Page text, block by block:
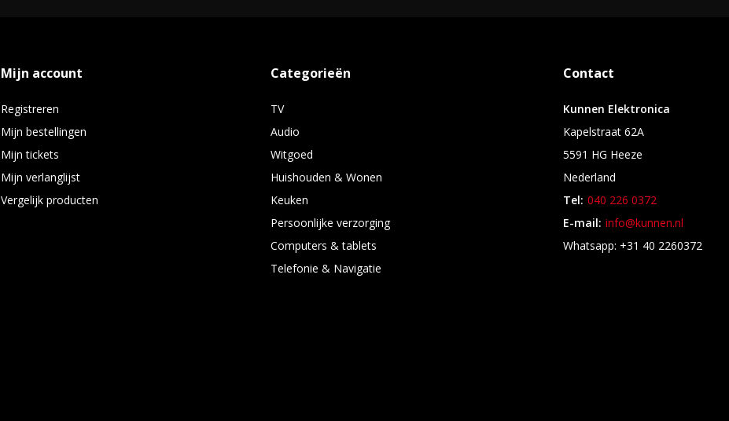
Mijn account
Registreren
Mijn bestellingen
Mijn tickets
Mijn verlanglijst
Vergelijk producten
Categorieën
TV
Audio
Witgoed
Huishouden & Wonen
Keuken
Persoonlijke verzorging
Computers & tablets
Telefonie & Navigatie
Contact
Kunnen Elektronica
Kapelstraat 62A
5591 HG Heeze
Nederland
Tel: 040 226 0372
E-mail: info@kunnen.nl
Whatsapp: +31 40 2260372